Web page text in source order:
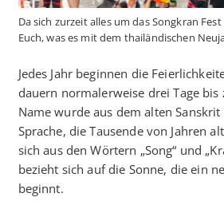
Da sich zurzeit alles um das Songkran
Euch, was es mit dem thailändischen
Jedes Jahr beginnen die
dauern normalerweise drei Tage
Name wurde aus dem alten
Sprache, die Tausende von Jahren
sich aus den Wörtern „Song“ und
bezieht sich auf die Sonne, die ein
beginnt.